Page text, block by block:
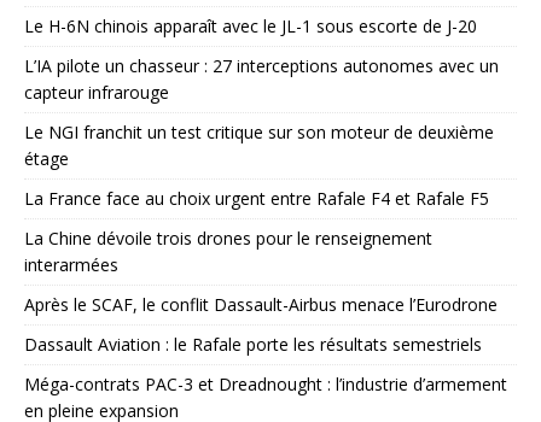
Le H-6N chinois apparaît avec le JL-1 sous escorte de J-20
L’IA pilote un chasseur : 27 interceptions autonomes avec un
capteur infrarouge
Le NGI franchit un test critique sur son moteur de deuxième
étage
La France face au choix urgent entre Rafale F4 et Rafale F5
La Chine dévoile trois drones pour le renseignement
interarmées
Après le SCAF, le conflit Dassault-Airbus menace l’Eurodrone
Dassault Aviation : le Rafale porte les résultats semestriels
Méga-contrats PAC-3 et Dreadnought : l’industrie d’armement
en pleine expansion